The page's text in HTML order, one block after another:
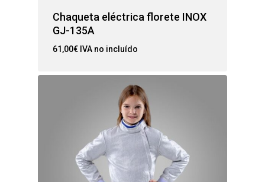
Chaqueta eléctrica florete INOX
GJ-135A
61,00€ IVA no incluído